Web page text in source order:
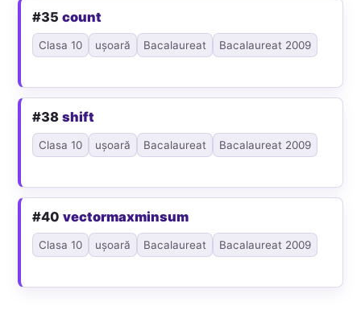
#35count
Clasa 10 ușoară Bacalaureat Bacalaureat 2009
#38shift
Clasa 10 ușoară Bacalaureat Bacalaureat 2009
#40vectormaxminsum
Clasa 10 ușoară Bacalaureat Bacalaureat 2009